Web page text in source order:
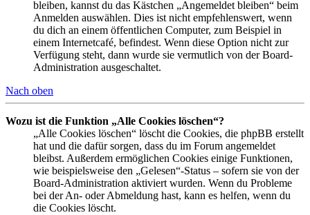
bleiben, kannst du das Kästchen „Angemeldet bleiben“ beim
Anmelden auswählen. Dies ist nicht empfehlenswert, wenn
du dich an einem öffentlichen Computer, zum Beispiel in
einem Internetcafé, befindest. Wenn diese Option nicht zur
Verfügung steht, dann wurde sie vermutlich von der Board-
Administration ausgeschaltet.
Nach oben
Wozu ist die Funktion „Alle Cookies löschen“?
„Alle Cookies löschen“ löscht die Cookies, die phpBB erstellt
hat und die dafür sorgen, dass du im Forum angemeldet
bleibst. Außerdem ermöglichen Cookies einige Funktionen,
wie beispielsweise den „Gelesen“-Status – sofern sie von der
Board-Administration aktiviert wurden. Wenn du Probleme
bei der An- oder Abmeldung hast, kann es helfen, wenn du
die Cookies löscht.